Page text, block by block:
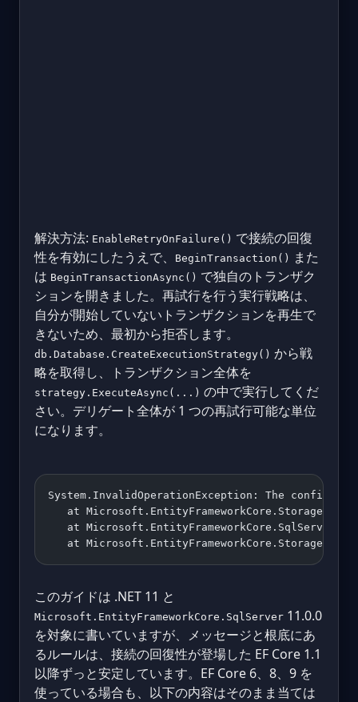
解決方法: EnableRetryOnFailure() で接続の回復
性を有効にしたうえで、
BeginTransaction()
また
は BeginTransactionAsync() で独自のトランザク
ションを開きました。再試行を行う実行戦略は、
自分が開始していないトランザクションを再生で
きないため、最初から拒否します。
db.Database.CreateExecutionStrategy() から戦
略を取得し、トランザクション全体を
strategy.ExecuteAsync(...) の中で実行してくだ
さい。デリゲート全体が 1 つの再試行可能な単位
になります。
System.InvalidOperationException: The
at
at
at
このガイドは .NET 11 と
Microsoft.EntityFrameworkCore.SqlServer 11.0.0
を対象に書いていますが、メッセージと根底にあ
るルールは、接続の回復性が登場した EF Core 1.1
以降ずっと安定しています。EF Core 6、8、9 を
使っている場合も、以下の内容はそのまま当ては